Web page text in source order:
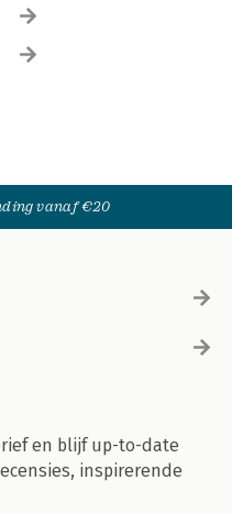
vanaf €20
en blijf up-to-date
inspirerende